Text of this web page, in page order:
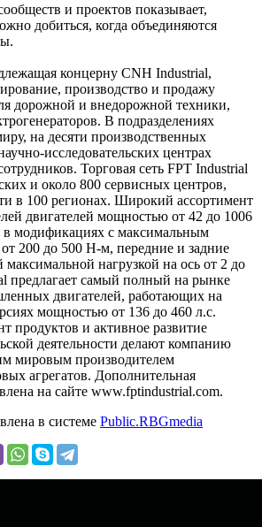
и проектов показывает,
добиться, когда объединяются
концерну CNH Industrial,
производство и продажу
дорожной и внедорожной техники,
В подразделениях
на десяти производственных
исследовательских центрах
Торговая сеть FPT Industrial
и около 800 сервисных центров,
в 100 регионах. Широкий ассортимент
двигателей мощностью от 42 до 1006
в модификациях с максимальным
200 до 500 Н-м, передние и задние
нагрузкой на ось от 2 до
предлагает самый полный на рынке
двигателей, работающих на
мощностью от 136 до 460 л.с.
продуктов и активное развитие
деятельности делают компанию
мировым производителем
агрегатов. Дополнительная
на сайте www.fptindustrial.com.
в системе Public.RBGmedia